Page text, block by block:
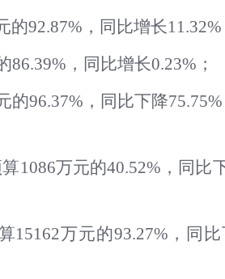
的92.87%，同比增长
86.39%，同比增长0.23%；
的96.37%，同比下降
1086万元的40.52%，同
15162万元的93.27%，同